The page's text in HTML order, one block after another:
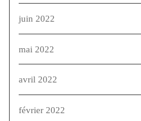
juin 2022
mai 2022
avril 2022
février 2022